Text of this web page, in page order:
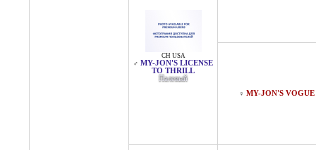
CH USA
♂ MY-JON'S LICENSE
TO THRILL
Палевый
♀ MY-JON'S VOGUE